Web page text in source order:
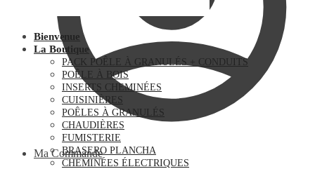
Ma Commande
Bienvenue
La Boutique
PACK POÊLE À GRANULÉS + CONDUITS
POÊLE À BOIS
INSERTS CHEMINÉES
CUISINIÈRES
POÊLES À GRANULÉS
CHAUDIÈRES
FUMISTERIE
BRASERO PLANCHA
CHEMINÉES ÉLECTRIQUES